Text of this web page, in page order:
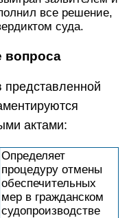
все решение,
суда.
вопроса
актами:
Определяет
процедуру отмены
обеспечительных
мер в гражданском
судопроизводстве